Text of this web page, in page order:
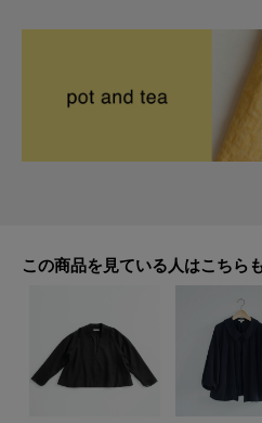
この商品を見ている人はこちら